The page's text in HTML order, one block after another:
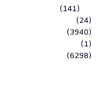
(141)
(24)
(3940)
(1)
(6298)